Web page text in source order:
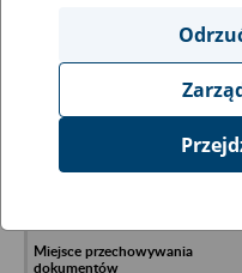
Ukryj wszystkie